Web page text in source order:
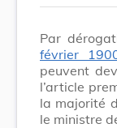
Par
février
peuvent
l’article
la majorité
le ministre